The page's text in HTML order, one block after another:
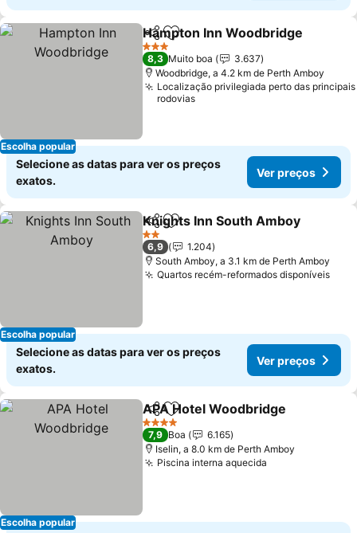
Escolha popular
PartilharAdicionar aos favoritos
Hampton Inn Woodbridge
3 Estrelas
8,3 Muito boa
3.637
Woodbridge, a 4.2 km de Perth Amboy
Localização privilegiada perto das principais
rodovias
Selecione as datas para ver os preços
exatos.
Ver preços
Escolha popular
PartilharAdicionar aos favoritos
Knights Inn South Amboy
2 Estrelas
6,9
1.204
South Amboy, a 3.1 km de Perth Amboy
Quartos recém-reformados disponíveis
Selecione as datas para ver os preços
exatos.
Ver preços
Escolha popular
PartilharAdicionar aos favoritos
APA Hotel Woodbridge
4 Estrelas
7,9 Boa
6.165
Iselin, a 8.0 km de Perth Amboy
Piscina interna aquecida